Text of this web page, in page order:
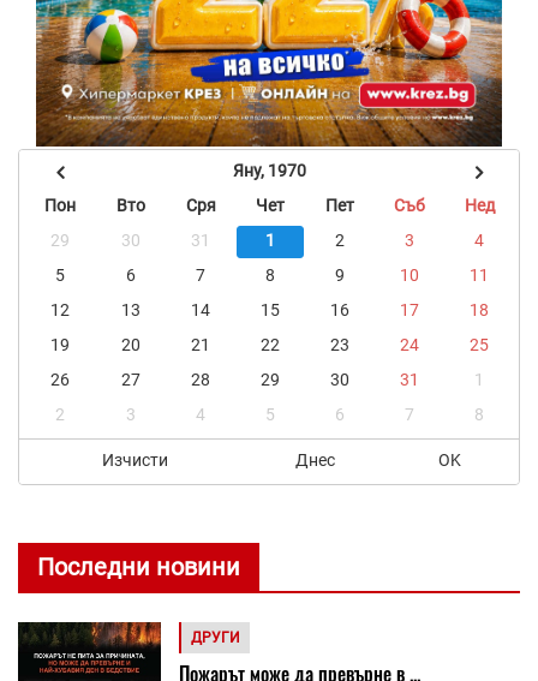
Яну, 1970
Пон
Вто Сря Чет Пет Съб
Нед
29
30 31 1 2 3
4
5
6 7 8 9 10
11
12
13 14 15 16 17
18
19
20 21 22 23 24
25
26
27 28 29 30 31
1
2
3 4 5 6 7 8
Изчисти Днес OK
Последни новини
ДРУГИ
Пожарът може да превърне в ...